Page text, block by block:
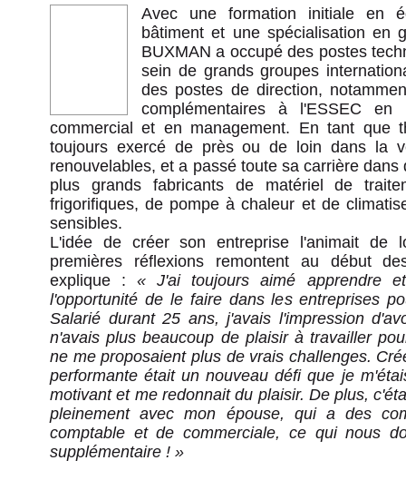
Avec une formation initiale en
bâtiment et une spécialisation en
BUXMAN a occupé des postes
sein de grands groupes
des postes de direction,
complémentaires à l'ESSEC en
commercial et en management. En tant que
toujours exercé de près ou de loin dans la
renouvelables, et a passé toute sa carrière
plus grands fabricants de matériel de
frigorifiques, de pompe à chaleur et de
sensibles.
L'idée de créer son entreprise l'animait de
premières réflexions remontent au début
explique :« J'ai toujours aimé apprendre
l'opportunité de le faire dans les entreprises
Salarié durant 25 ans, j'avais l'impression
n'avais plus beaucoup de plaisir à travailler
ne me proposaient plus de vrais challenges.
performante était un nouveau défi que je
motivant et me redonnait du plaisir. De plus,
pleinement avec mon épouse, qui a des
comptable et de commerciale, ce qui nous
supplémentaire ! »